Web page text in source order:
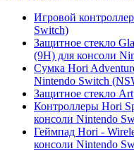
Игровой
Switch)
Защитное стекло
(9H) для консоли
Сумка Hori
Nintendo Switch
Защитное стекло
Контроллеры Hori
консоли Nintendo
Геймпад Hori -
консоли Nintendo